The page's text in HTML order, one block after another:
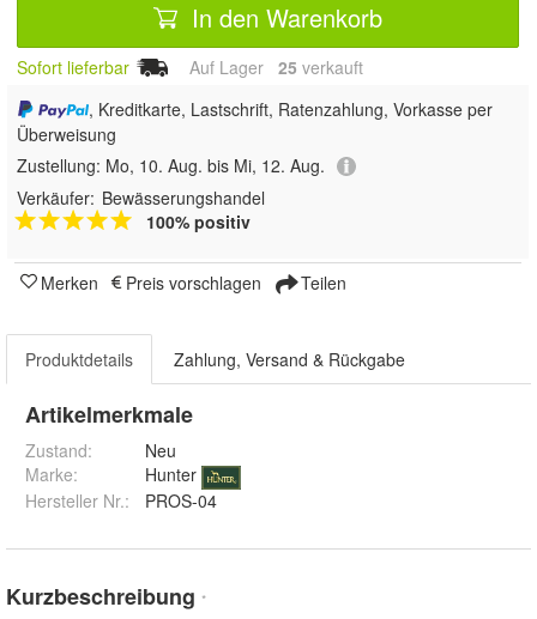
In den Warenkorb
Sofort lieferbar Auf Lager 25 verkauft
, Kreditkarte, Lastschrift, Ratenzahlung, Vorkasse per
Überweisung
Zustellung: Mo, 10. Aug. bis Mi, 12. Aug.
Verkäufer: Bewässerungshandel
100% positiv
Merken Preis vorschlagen Teilen
Produktdetails Zahlung, Versand & Rückgabe
Artikelmerkmale
Zustand:
Neu
Marke:
Hunter
Hersteller Nr.:
PROS-04
Kurzbeschreibung *